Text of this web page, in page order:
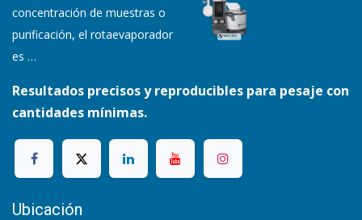
concentración de muestras o
purificación, el rotaevaporador
es …
Resultados precisos y reproducibles para pesaje con
cantidades mínimas.
Ubicación